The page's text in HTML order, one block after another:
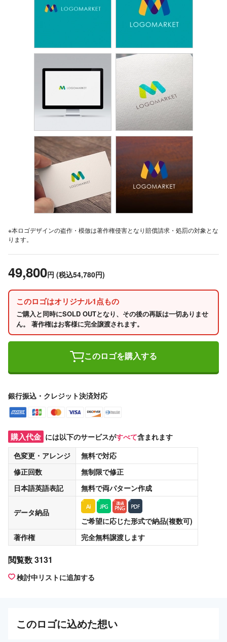
※本ロゴデザインの盗作・模倣は著作権侵害となり賠償請求・処罰の対象とな
ります。
49,800円 (税込54,780円)
このロゴはオリジナル1点もの
ご購入と同時にSOLD OUTとなり、その後の再販は一切ありませ
ん。 著作権はお客様に完全譲渡されます。
このロゴを購入する
銀行振込・クレジット決済対応
購入代金 には以下のサービスがすべて含まれます
色変更・アレンジ
無料で対応
修正回数
無制限で修正
日本語英語表記
無料で両パターン作成
データ納品
ご希望に応じた形式で納品(複数可)
著作権
完全無料譲渡します
閲覧数 3131
検討中リストに追加する
このロゴに込めた想い